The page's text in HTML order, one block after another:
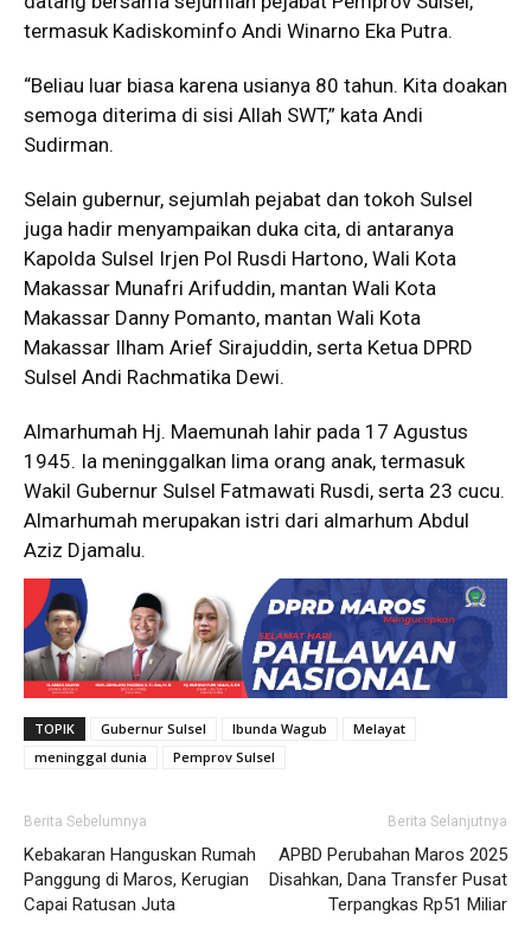
termasuk Kadiskominfo Andi Winarno Eka Putra.
“Beliau luar biasa karena usianya 80 tahun. Kita doakan
semoga diterima di sisi Allah SWT,” kata Andi
Sudirman.
Selain gubernur, sejumlah pejabat dan tokoh Sulsel
juga hadir menyampaikan duka cita, di antaranya
Kapolda Sulsel Irjen Pol Rusdi Hartono, Wali Kota
Makassar Munafri Arifuddin, mantan Wali Kota
Makassar Danny Pomanto, mantan Wali Kota
Makassar Ilham Arief Sirajuddin, serta Ketua DPRD
Sulsel Andi Rachmatika Dewi.
Almarhumah Hj. Maemunah lahir pada 17 Agustus
1945. Ia meninggalkan lima orang anak, termasuk
Wakil Gubernur Sulsel Fatmawati Rusdi, serta 23 cucu.
Almarhumah merupakan istri dari almarhum Abdul
Aziz Djamalu.
TOPIK Gubernur Sulsel Ibunda Wagub
Melayat
meninggal dunia
Pemprov Sulsel
Berita Sebelumnya
Kebakaran Hanguskan Rumah
Panggung di Maros, Kerugian
Capai Ratusan Juta
Berita Selanjutnya
APBD Perubahan Maros 2025
Disahkan, Dana Transfer Pusat
Terpangkas Rp51 Miliar